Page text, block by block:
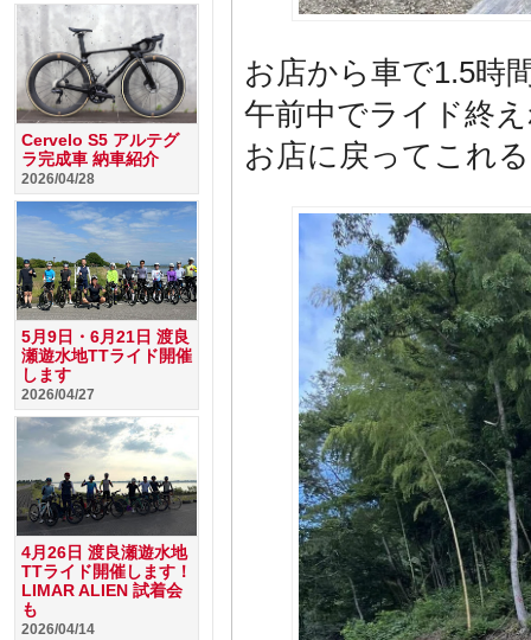
お店から車で1.5時
午前中でライド終
お店に戻ってこれ
Cervelo S5 アルテグ
ラ完成車 納車紹介
2026/04/28
5月9日・6月21日 渡良
瀬遊水地TTライド開催
します
2026/04/27
4月26日 渡良瀬遊水地
TTライド開催します！
LIMAR ALIEN 試着会
も
2026/04/14